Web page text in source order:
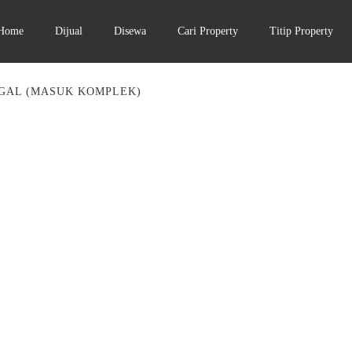
Dijual Disewa Cari Property Titip Property
(MASUK KOMPLEK)